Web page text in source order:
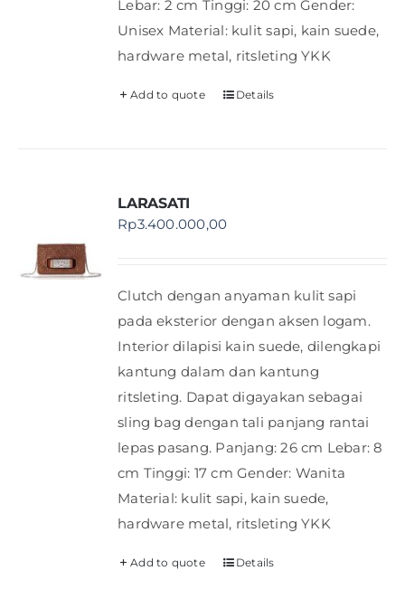
Lebar: 2 cm Tinggi: 20 cm Gender:
Unisex Material: kulit sapi, kain suede,
hardware metal, ritsleting YKK
Add to quote Details
LARASATI
Rp3.400.000,00
Clutch dengan anyaman kulit sapi
pada eksterior dengan aksen logam.
Interior dilapisi kain suede, dilengkapi
kantung dalam dan kantung
ritsleting. Dapat digayakan sebagai
sling bag dengan tali panjang rantai
lepas pasang. Panjang: 26 cm Lebar: 8
cm Tinggi: 17 cm Gender: Wanita
Material: kulit sapi, kain suede,
hardware metal, ritsleting YKK
Add to quote Details